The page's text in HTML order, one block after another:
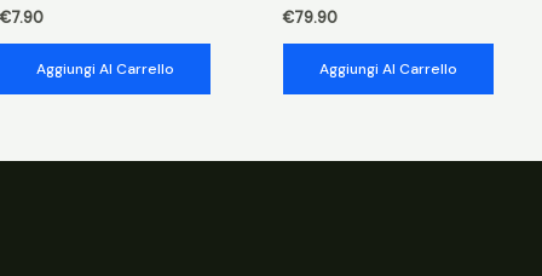
€7.90
Aggiungi Al Carrello
€79.90
Aggiungi Al Carrello